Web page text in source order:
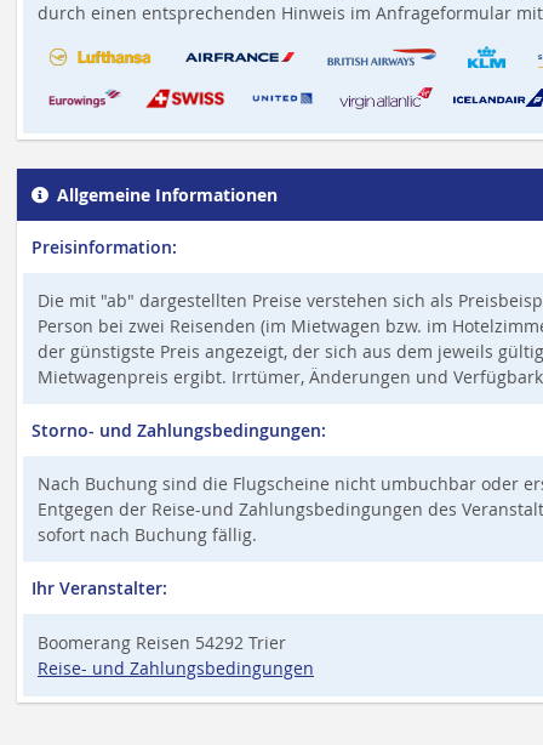
durch einen entsprechenden Hinweis im Anfrageformular
Allgemeine Informationen
Preisinformation:
Die mit "ab" dargestellten Preise verstehen sich als
Person bei zwei Reisenden (im Mietwagen bzw. im
der günstigste Preis angezeigt, der sich aus dem jeweils
Mietwagenpreis ergibt. Irrtümer, Änderungen und
Storno- und Zahlungsbedingungen:
Nach Buchung sind die Flugscheine nicht umbuchbar oder
Entgegen der Reise-und Zahlungsbedingungen des
sofort nach Buchung fällig.
Ihr Veranstalter:
Boomerang Reisen 54292 Trier
Reise- und Zahlungsbedingungen